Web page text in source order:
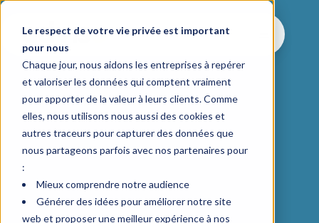
Le respect de votre vie privée est important
pour nous
Chaque jour, nous aidons les entreprises à repérer
et valoriser les données qui comptent vraiment
pour apporter de la valeur à leurs clients. Comme
elles, nous utilisons nous aussi des cookies et
autres traceurs pour capturer des données que
nous partageons parfois avec nos partenaires pour
:
Mieux comprendre notre audience
Générer des idées pour améliorer notre site
web et proposer une meilleur expérience à nos